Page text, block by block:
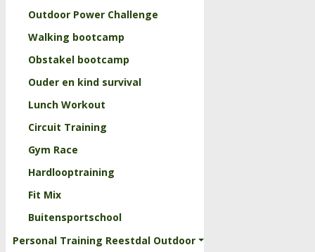
Outdoor Power Challenge
Walking bootcamp
Obstakel bootcamp
Ouder en kind survival
Lunch Workout
Circuit Training
Gym Race
Hardlooptraining
Fit Mix
Buitensportschool
Personal Training Reestdal Outdoor